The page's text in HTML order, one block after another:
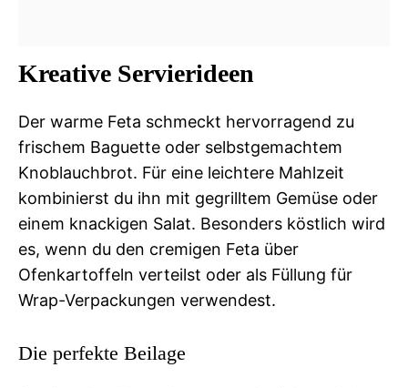
Kreative Servierideen
Der warme Feta schmeckt hervorragend zu
frischem Baguette oder selbstgemachtem
Knoblauchbrot. Für eine leichtere Mahlzeit
kombinierst du ihn mit gegrilltem Gemüse oder
einem knackigen Salat. Besonders köstlich wird
es, wenn du den cremigen Feta über
Ofenkartoffeln verteilst oder als Füllung für
Wrap-Verpackungen verwendest.
Die perfekte Beilage